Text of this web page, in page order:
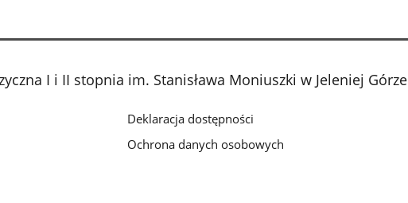
I i II stopnia im. Stanisława Moniuszki w Jeleniej Górze
Deklaracja dostępności
Ochrona danych osobowych